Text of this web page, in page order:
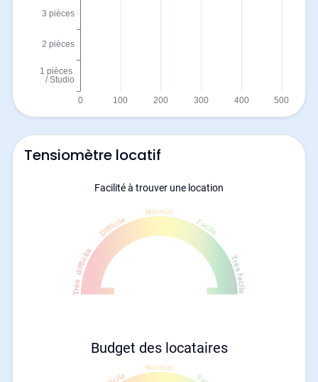
Tensiomètre locatif
Facilité à trouver une location
Budget des locataires